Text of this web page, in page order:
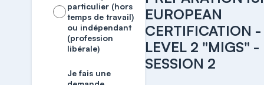
particulier (hors
temps de travail)
ou indépendant
(profession
libérale)
Je fais une
EUROPEAN
CERTIFICATION -
LEVEL 2 "MIGS" -
SESSION 2